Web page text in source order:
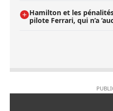
Hamilton et les
pilote Ferrari, qui n’a